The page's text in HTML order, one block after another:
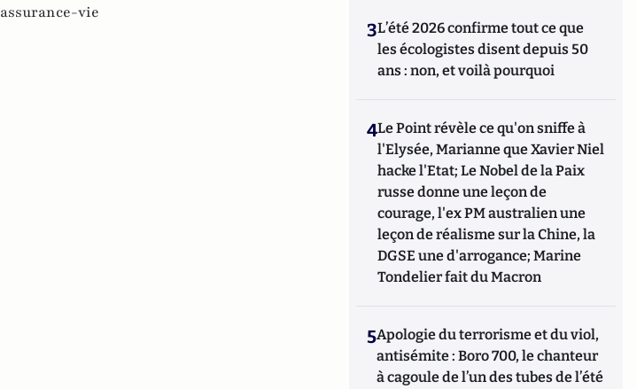
assurance-vie
3L’été 2026 confirme tout ce que
les écologistes disent depuis 50
ans : non, et voilà pourquoi
4Le Point révèle ce qu'on sniffe à
l'Elysée, Marianne que Xavier Niel
hacke l'Etat; Le Nobel de la Paix
russe donne une leçon de
courage, l'ex PM australien une
leçon de réalisme sur la Chine, la
DGSE une d'arrogance; Marine
Tondelier fait du Macron
5Apologie du terrorisme et du viol,
antisémite : Boro 700, le chanteur
à cagoule de l’un des tubes de l’été